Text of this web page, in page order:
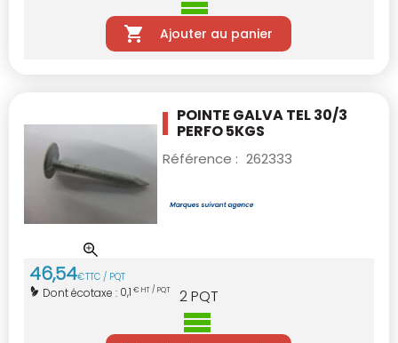
Ajouter au panier
POINTE GALVA TEL 30/3
PERFO 5KGS
Référence : 262333
46,54€TTC / PQT
Dont écotaxe : 0,1 € HT / PQT 2PQT